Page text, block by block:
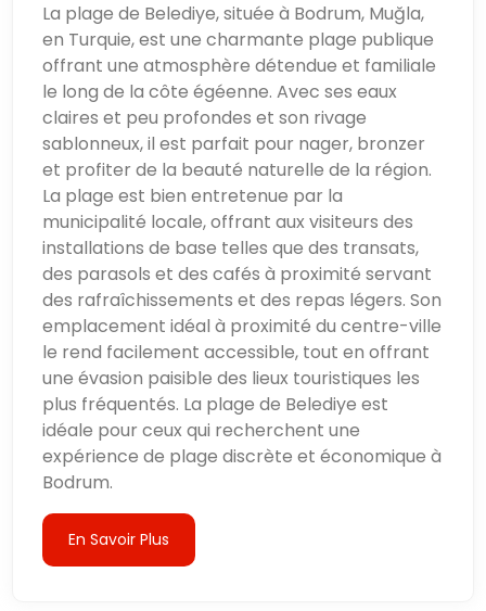
La plage de Belediye, située à Bodrum, Muğla,
en Turquie, est une charmante plage publique
offrant une atmosphère détendue et familiale
le long de la côte égéenne. Avec ses eaux
claires et peu profondes et son rivage
sablonneux, il est parfait pour nager, bronzer
et profiter de la beauté naturelle de la région.
La plage est bien entretenue par la
municipalité locale, offrant aux visiteurs des
installations de base telles que des transats,
des parasols et des cafés à proximité servant
des rafraîchissements et des repas légers. Son
emplacement idéal à proximité du centre-ville
le rend facilement accessible, tout en offrant
une évasion paisible des lieux touristiques les
plus fréquentés. La plage de Belediye est
idéale pour ceux qui recherchent une
expérience de plage discrète et économique à
Bodrum.
En Savoir Plus